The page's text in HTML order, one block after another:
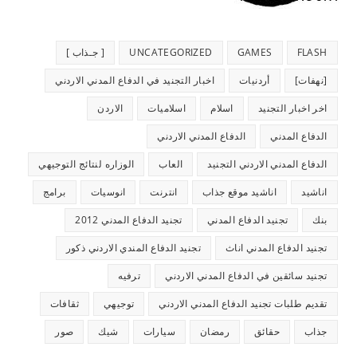
FLASH
GAMES
UNCATEGORIZED [ جـذاب ]
[نهفات] أردنيات اخبار التجنيد في الدفاع المدني الاردني
اخر اخبار التجنيد اسلام اسلاميات الاردن
الدفاع المدني الدفاع المدني الاردني
الدفاع المدني الاردني التجنيد العاب الوزاره لنتائج التوجيهي
اناشيد اناشيد موقع جذاب انترنت انوسيات برامج
بنك تجنيد الدفاع المدني تجنيد الدفاع المدني 2012
تجنيد الدفاع المدني اناث تجنيد الدفاع المندي الاردني ذكور
تجنيد سائقين في الدفاع المدني الاردني ترفيه
تقديم طلبات تجنيد الدفاع المدني الاردني توجيهي ثقافات
جذاب حقائق رمضان سيارات شيك صور